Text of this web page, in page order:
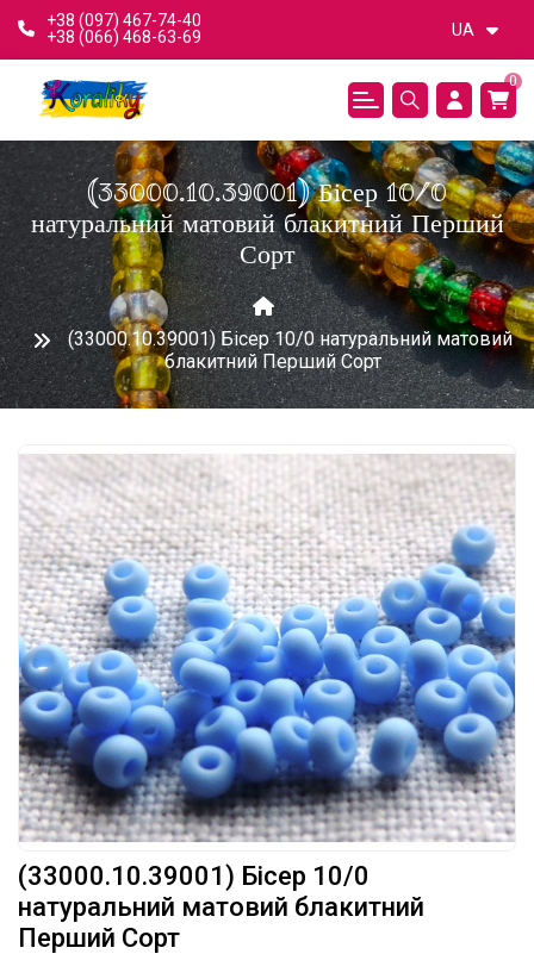
+38 (097) 467-74-40
+38 (066) 468-63-69
UA
0
(33000.10.39001) Бісер 10/0
натуральний матовий блакитний Перший
Сорт
(33000.10.39001) Бісер 10/0 натуральний матовий
блакитний Перший Сорт
(33000.10.39001) Бісер 10/0
натуральний матовий блакитний
Перший Сорт